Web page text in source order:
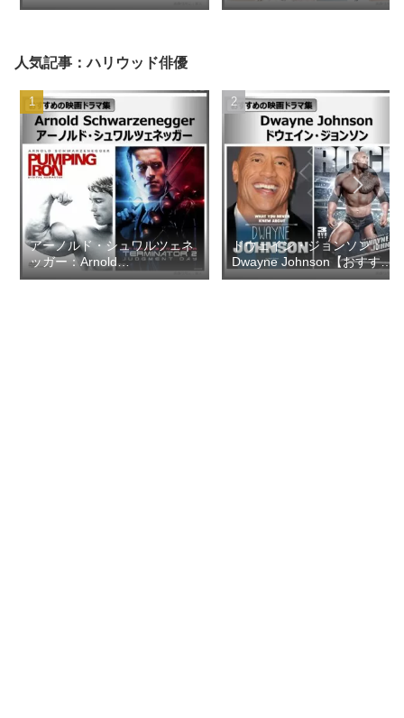
人気記事：ハリウッド俳優
アーノルド・シュワルツェネ
ッガー：Arnold
Schwarzenegger【おすすめ
ドウェイン・ジョンソン：
Dwayne Johnson【おすすめ
の映画ドラマ集】